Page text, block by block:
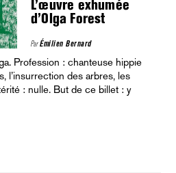
L’œuvre exhumée
d’Olga Forest
ParÉmilien Bernard
l’insurrection des arbres, les
: nulle. But de ce billet : y